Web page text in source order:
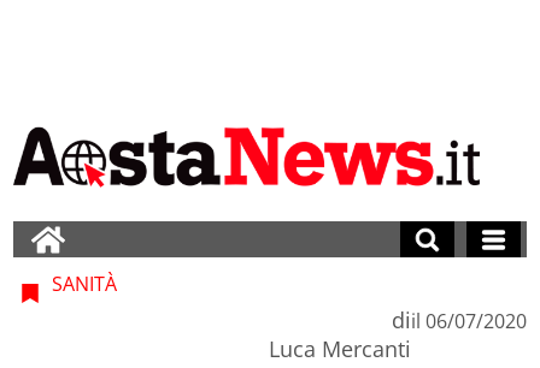
SANITÀ
di
Luca Mercanti
il 06/07/2020